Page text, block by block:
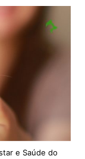
e Saúde do